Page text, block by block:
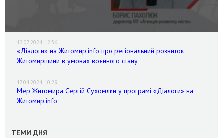
12.07.2024, 12:36
«Діалоги» на Житомир.info про регіональний розвиток
Житомирщини в умовах воєнного стану
17.04.2024, 10:29
Мер Житомира Сергій Сухомлин у програмі «Діалоги» на
Житомир.info
ТЕМИ ДНЯ